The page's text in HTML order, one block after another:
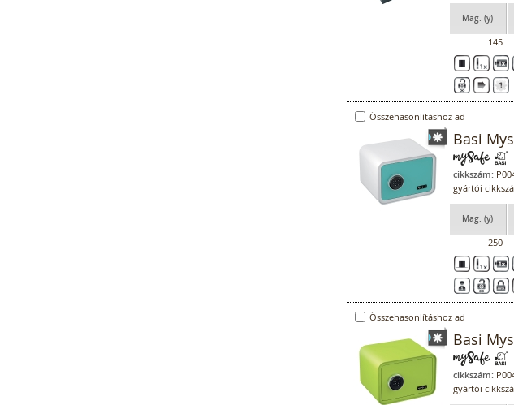
Mag. (y)
145
Összehasonlításhoz ad
Basi
cikkszám:
gyártói
Mag. (y)
250
Összehasonlításhoz ad
Basi
cikkszám:
gyártói